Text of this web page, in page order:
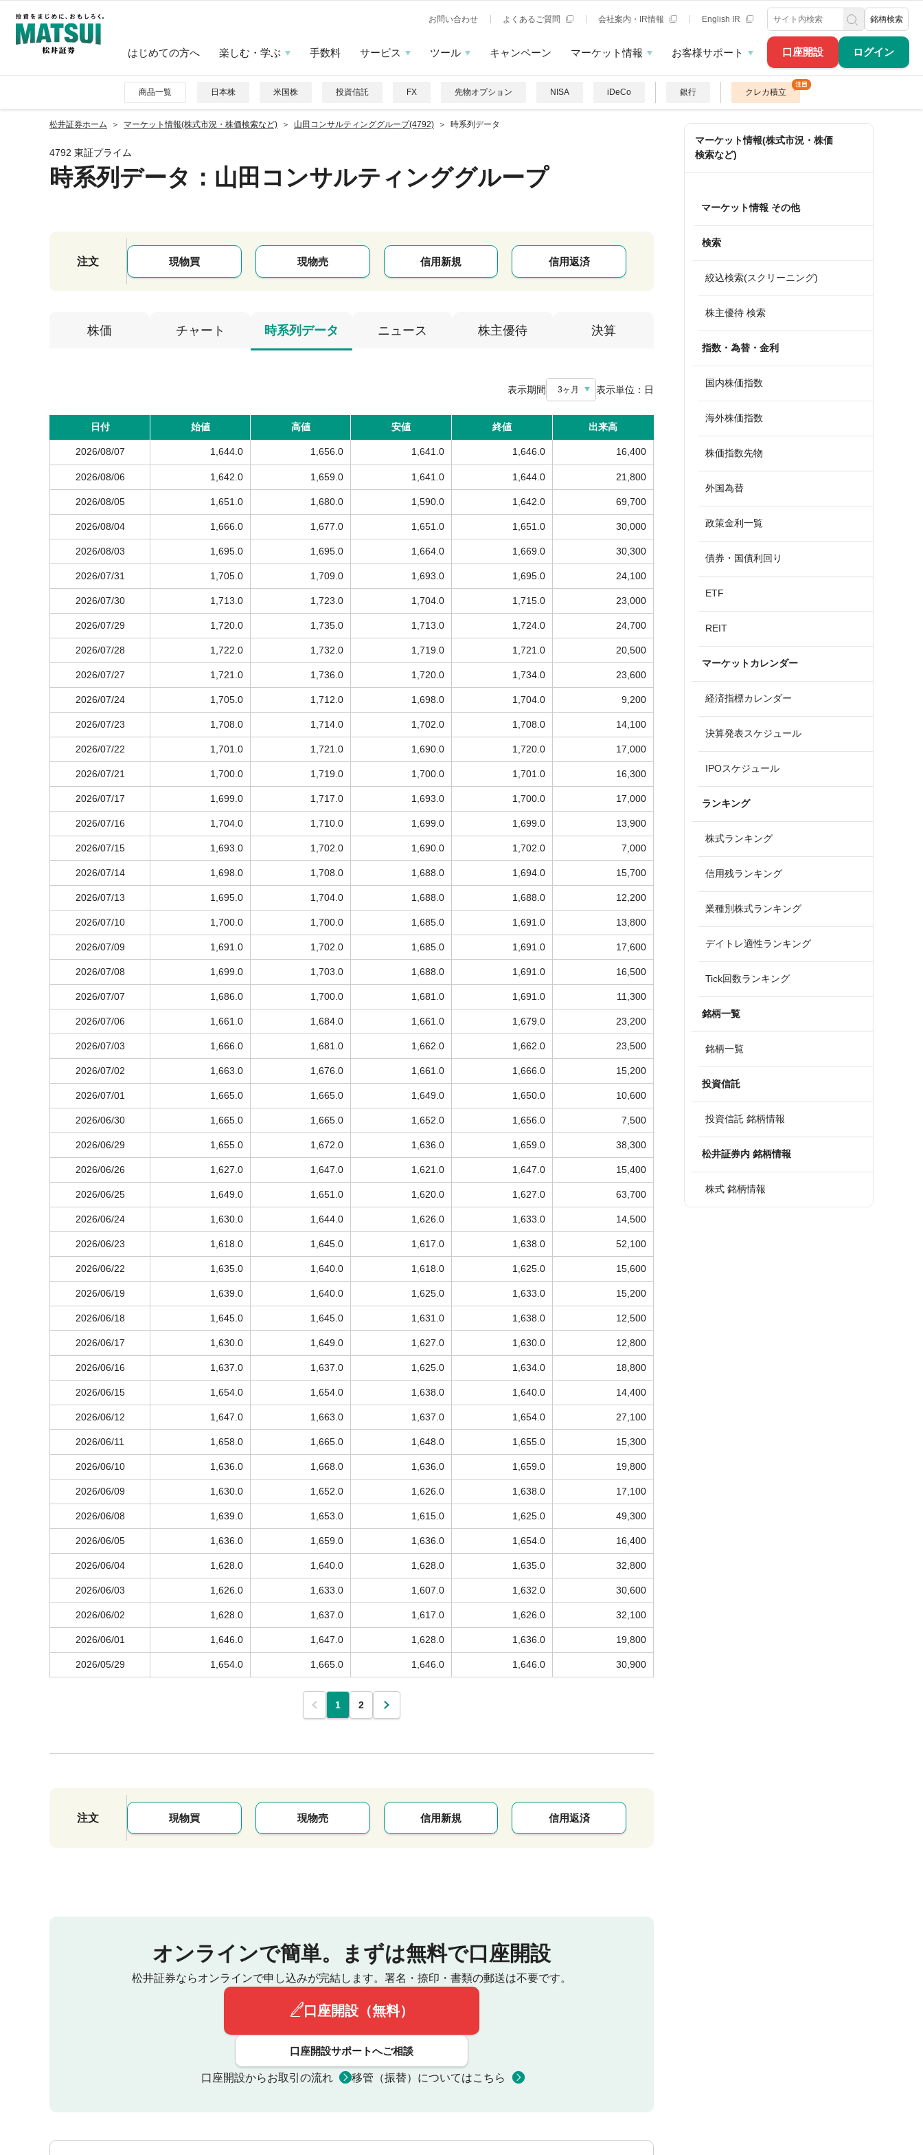
口座開設 ログイン
お問い合わせ よくあるご質問 会社案内・IR情報 English IR 銘柄検索
はじめての方へ 楽しむ・学ぶ 手数料 サービス ツール キャンペーン マーケット情報 お客様サポート
商品一覧 日本株 米国株 投資信託 FX 先物オプション NISA iDeCo 銀行 クレカ積立
松井証券ホーム マーケット情報(株式市況・株価検索など) 山田コンサルティンググループ(4792) 時系列データ
4792 東証プライム
時系列データ ：山田コンサルティンググループ
注文 現物買 現物売 信用新規 信用返済
株価 チャート 時系列データ ニュース 株主優待 決算
表示期間 3ヶ月 表示単位： 日
日付 始値 高値 安値 終値 出来高
2026/08/07 1,644.0 1,656.0 1,641.0 1,646.0 16,400
2026/08/06 1,642.0 1,659.0 1,641.0 1,644.0 21,800
2026/08/05 1,651.0 1,680.0 1,590.0 1,642.0 69,700
2026/08/04 1,666.0 1,677.0 1,651.0 1,651.0 30,000
2026/08/03 1,695.0 1,695.0 1,664.0 1,669.0 30,300
2026/07/31 1,705.0 1,709.0 1,693.0 1,695.0 24,100
2026/07/30 1,713.0 1,723.0 1,704.0 1,715.0 23,000
2026/07/29 1,720.0 1,735.0 1,713.0 1,724.0 24,700
2026/07/28 1,722.0 1,732.0 1,719.0 1,721.0 20,500
2026/07/27 1,721.0 1,736.0 1,720.0 1,734.0 23,600
2026/07/24 1,705.0 1,712.0 1,698.0 1,704.0 9,200
2026/07/23 1,708.0 1,714.0 1,702.0 1,708.0 14,100
2026/07/22 1,701.0 1,721.0 1,690.0 1,720.0 17,000
2026/07/21 1,700.0 1,719.0 1,700.0 1,701.0 16,300
2026/07/17 1,699.0 1,717.0 1,693.0 1,700.0 17,000
2026/07/16 1,704.0 1,710.0 1,699.0 1,699.0 13,900
2026/07/15 1,693.0 1,702.0 1,690.0 1,702.0 7,000
2026/07/14 1,698.0 1,708.0 1,688.0 1,694.0 15,700
2026/07/13 1,695.0 1,704.0 1,688.0 1,688.0 12,200
2026/07/10 1,700.0 1,700.0 1,685.0 1,691.0 13,800
2026/07/09 1,691.0 1,702.0 1,685.0 1,691.0 17,600
2026/07/08 1,699.0 1,703.0 1,688.0 1,691.0 16,500
2026/07/07 1,686.0 1,700.0 1,681.0 1,691.0 11,300
2026/07/06 1,661.0 1,684.0 1,661.0 1,679.0 23,200
2026/07/03 1,666.0 1,681.0 1,662.0 1,662.0 23,500
2026/07/02 1,663.0 1,676.0 1,661.0 1,666.0 15,200
2026/07/01 1,665.0 1,665.0 1,649.0 1,650.0 10,600
2026/06/30 1,665.0 1,665.0 1,652.0 1,656.0 7,500
2026/06/29 1,655.0 1,672.0 1,636.0 1,659.0 38,300
2026/06/26 1,627.0 1,647.0 1,621.0 1,647.0 15,400
2026/06/25 1,649.0 1,651.0 1,620.0 1,627.0 63,700
2026/06/24 1,630.0 1,644.0 1,626.0 1,633.0 14,500
2026/06/23 1,618.0 1,645.0 1,617.0 1,638.0 52,100
2026/06/22 1,635.0 1,640.0 1,618.0 1,625.0 15,600
2026/06/19 1,639.0 1,640.0 1,625.0 1,633.0 15,200
2026/06/18 1,645.0 1,645.0 1,631.0 1,638.0 12,500
2026/06/17 1,630.0 1,649.0 1,627.0 1,630.0 12,800
2026/06/16 1,637.0 1,637.0 1,625.0 1,634.0 18,800
2026/06/15 1,654.0 1,654.0 1,638.0 1,640.0 14,400
2026/06/12 1,647.0 1,663.0 1,637.0 1,654.0 27,100
2026/06/11 1,658.0 1,665.0 1,648.0 1,655.0 15,300
2026/06/10 1,636.0 1,668.0 1,636.0 1,659.0 19,800
2026/06/09 1,630.0 1,652.0 1,626.0 1,638.0 17,100
2026/06/08 1,639.0 1,653.0 1,615.0 1,625.0 49,300
2026/06/05 1,636.0 1,659.0 1,636.0 1,654.0 16,400
2026/06/04 1,628.0 1,640.0 1,628.0 1,635.0 32,800
2026/06/03 1,626.0 1,633.0 1,607.0 1,632.0 30,600
2026/06/02 1,628.0 1,637.0 1,617.0 1,626.0 32,100
2026/06/01 1,646.0 1,647.0 1,628.0 1,636.0 19,800
2026/05/29 1,654.0 1,665.0 1,646.0 1,646.0 30,900
1 2
注文 現物買 現物売 信用新規 信用返済
オンラインで簡単。 まずは無料で口座開設
松井証券ならオンラインで申し込みが完結します。 署名・捺印・書類の郵送は不要です。
口座開設（無料）
口座開設サポートへご相談
口座開設からお取引の流れ 移管（振替）についてはこちら
マーケット情報(株式市況・株価
検索など)
マーケット情報 その他
検索
絞込検索(スクリーニング)
株主優待 検索
指数・為替・金利
国内株価指数
海外株価指数
株価指数先物
外国為替
政策金利一覧
債券・国債利回り
ETF
REIT
マーケットカレンダー
経済指標カレンダー
決算発表スケジュール
IPOスケジュール
ランキング
株式ランキング
信用残ランキング
業種別株式ランキング
デイトレ適性ランキング
Tick回数ランキング
銘柄一覧
銘柄一覧
投資信託
投資信託 銘柄情報
松井証券内 銘柄情報
株式 銘柄情報